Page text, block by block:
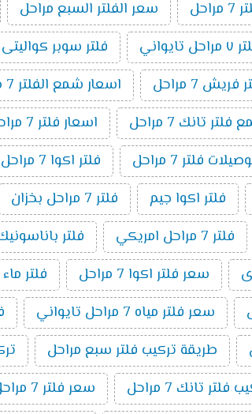
سعر الفلتر السبع مراحل
تايواني فلتر سوبر كواليتى
7 مراحل اسعار شمع الفلتر 7 مراحل تانك
تانك 7 مراحل اسعار فلتر 7 مراحل
فلتر 7 مراحل فلتر اكوا 7 مراحل
فلتر اكوا جيم فلتر 7 مراحل بخزان
فلتر 7 مراحل امريكي فلتر باناسونيك ٧
سعر فلتر اكوا 7 مراحل فلتر ماء
سعر فلتر مياه 7 مراحل تايواني
طريقة تركيب فلتر سبع مراحل
فلتر تانك 7 مراحل سعر فلتر 7 مراحل